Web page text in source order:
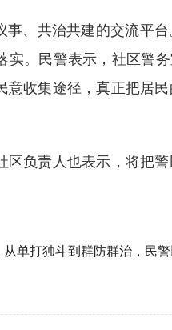
共治共建的交流平台
。民警表示，社区警
收集途径，真正把居
负责人也表示，将把警
打独斗到群防群治，民